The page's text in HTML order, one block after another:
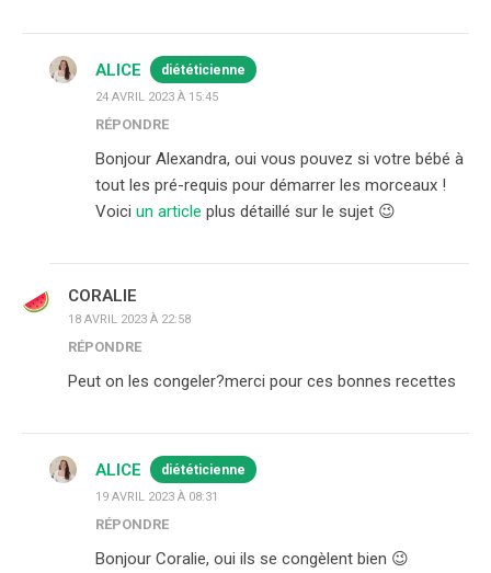
ALICE diététicienne
24 AVRIL 2023 À 15:45
RÉPONDRE
Bonjour Alexandra, oui vous pouvez si votre bébé à
tout les pré-requis pour démarrer les morceaux !
Voici un article plus détaillé sur le sujet 😉
CORALIE
18 AVRIL 2023 À 22:58
RÉPONDRE
Peut on les congeler?merci pour ces bonnes recettes
ALICE diététicienne
19 AVRIL 2023 À 08:31
RÉPONDRE
Bonjour Coralie, oui ils se congèlent bien 😉